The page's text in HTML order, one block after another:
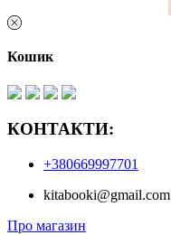
Кошик
КОНТАКТИ:
+380669997701
kitabooki@gmail.com
Про магазин